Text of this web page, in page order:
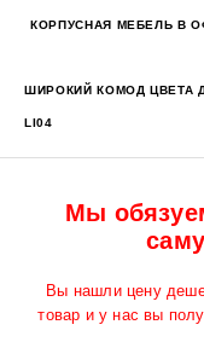
КОРПУСНАЯ МЕБЕЛЬ В
ШИРОКИЙ КОМОД ЦВЕТА
LI04
Мы
Вы нашли цену
товар и у нас вы
вешалкой и зеркалом